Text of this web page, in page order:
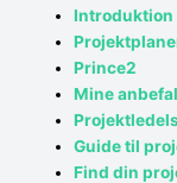
Introduktion
Prince2
Mine
Guide til
Find din